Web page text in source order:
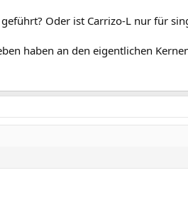
Oder ist Carrizo-L nur für
haben an den eigentlichen